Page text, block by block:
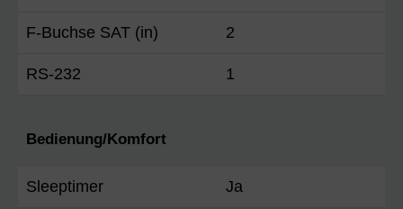
F-Buchse SAT (in) 2
RS-232 1
Bedienung/Komfort
Sleeptimer Ja